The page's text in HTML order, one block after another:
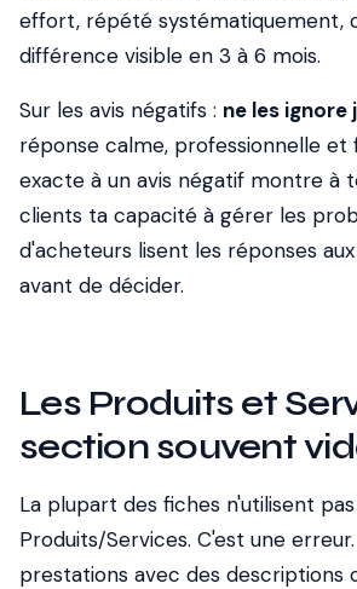
effort, répété systématiquement,
différence visible en 3 à 6 mois.
Sur les avis négatifs : ne les ignore
réponse calme, professionnelle
exacte à un avis négatif montre à
clients ta capacité à gérer les
d'acheteurs lisent les réponses
avant de décider.
Les Produits et
section souvent
La plupart des fiches n'utilisent
Produits/Services. C'est une
prestations avec des descriptions